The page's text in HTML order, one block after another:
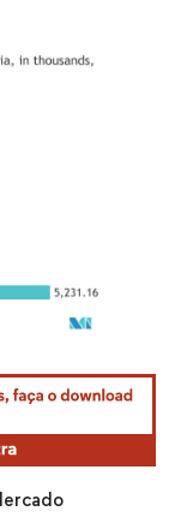
conforme CC BY 4.0.